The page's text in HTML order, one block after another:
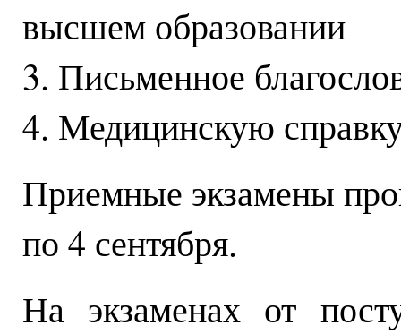
высшем образовании
3. Письменное
4. Медицинскую
Приемные экзамены
по 4 сентября.
На экзаменах от